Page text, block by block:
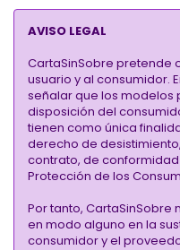
AVISO LEGAL
CartaSinSobre pretende
usuario y al consumidor.
señalar que los modelos
disposición del
tienen como única
derecho de
contrato, de
Protección de los
Por tanto, CartaSinSobre
en modo alguno en la
consumidor y el